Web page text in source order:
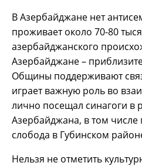
В Азербайджане нет
проживает около 70-80
азербайджанского
Азербайджане –
Общины поддерживают
играет важную роль во
лично посещал синагоги в
Азербайджана, в том числе
слобода в Губинском
Нельзя не отметить